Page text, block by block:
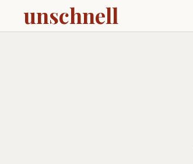
unschnell